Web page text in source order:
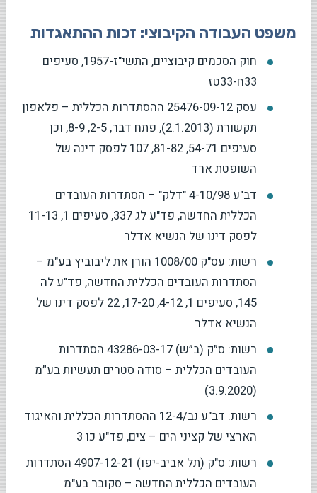
משפט העבודה הקיבוצי: זכות ההתאגדות
חוק הסכמים קיבוציים, התשי"ז-1957, סעיפים
33ח-33טז
עסק 25476-09-12 ההסתדרות הכללית – פלאפון
תקשורת (2.1.2013), פתח דבר, 2-5, 8-9, וכן
סעיפים 54-71, 81-82, 107 לפסק דינה של
השופטת ארד
דב"ע 4-10/98 "דלק" – הסתדרות העובדים
הכללית החדשה, פד"ע לג 337, סעיפים 1, 11-13
לפסק דינו של הנשיא אדלר
רשות: עס"ק 1008/00 הורן את ליבוביץ בע"מ –
הסתדרות העובדים הכללית החדשה, פד"ע לה
145, סעיפים 1, 4-12, 17-20, 22 לפסק דינו של
הנשיא אדלר
רשות: ס״ק (ב״ש) 43286-03-17 הסתדרות
העובדים הכללית – סודה סטרים תעשיות בע״מ
(3.9.2020)
רשות: דב"ע נב/12-4 ההסתדרות הכללית והאיגוד
הארצי של קציני הים – צים, פד"ע כו 3
רשות: ס"ק (תל אביב-יפו) 4907-12-21 הסתדרות
העובדים הכללית החדשה – סקובר בע"מ